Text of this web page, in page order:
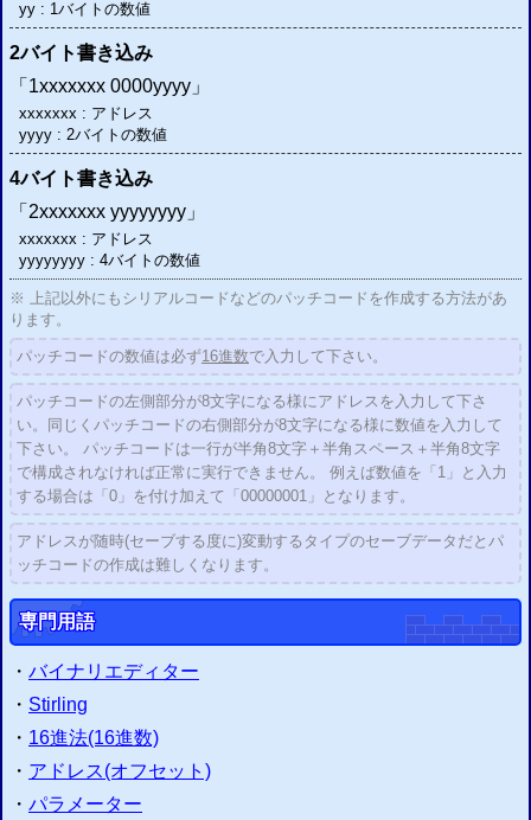
yy : 1バイトの数値
2バイト書き込み
「1xxxxxxx 0000yyyy」
xxxxxxx : アドレス
yyyy : 2バイトの数値
4バイト書き込み
「2xxxxxxx yyyyyyyy」
xxxxxxx : アドレス
yyyyyyyy : 4バイトの数値
※ 上記以外にもシリアルコードなどのパッチコードを作成する方法があ
ります。
パッチコードの数値は必ず16進数で入力して下さい。
パッチコードの左側部分が8文字になる様にアドレスを入力して下さ
い。同じくパッチコードの右側部分が8文字になる様に数値を入力して
下さい。 パッチコードは一行が半角8文字＋半角スペース＋半角8文字
で構成されなければ正常に実行できません。 例えば数値を「1」と入力
する場合は「0」を付け加えて「00000001」となります。
アドレスが随時(セーブする度に)変動するタイプのセーブデータだとパ
ッチコードの作成は難しくなります。
専門用語
・ バイナリエディター
・ Stirling
・ 16進法(16進数)
・ アドレス(オフセット)
・ パラメーター